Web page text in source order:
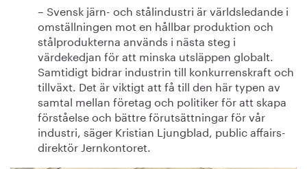
– Svensk järn- och stålindustri är världsledande i
omställningen mot en hållbar produktion och
stålprodukterna används i nästa steg i
värdekedjan för att minska utsläppen globalt.
Samtidigt bidrar industrin till konkurrenskraft och
tillväxt. Det är viktigt att få till den här typen av
samtal mellan företag och politiker för att skapa
förståelse och bättre förutsättningar för vår
industri, säger Kristian Ljungblad, public affairs-
direktör Jernkontoret.